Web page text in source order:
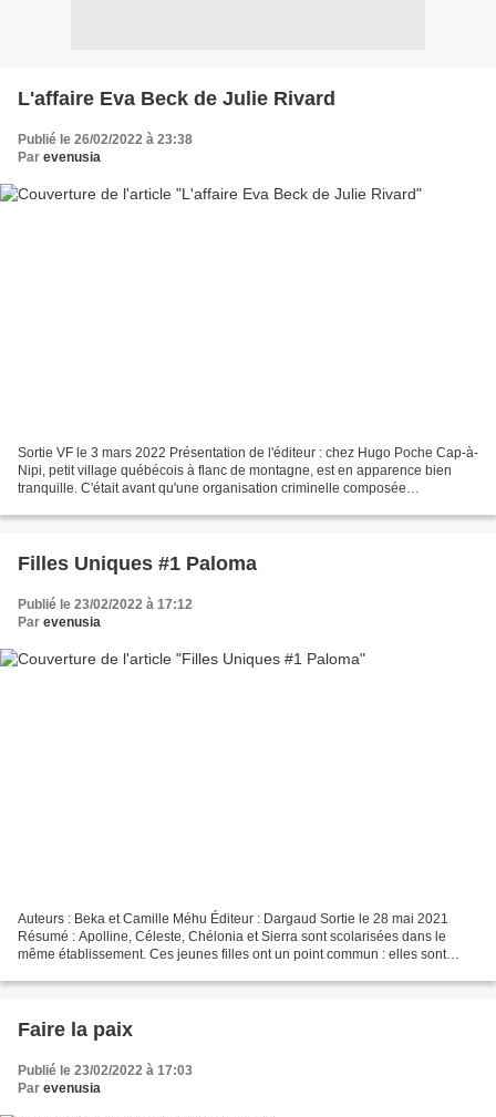
L'affaire Eva Beck de Julie Rivard
Publié le 26/02/2022 à 23:38
Par evenusia
Sortie VF le 3 mars 2022 Présentation de l'éditeur : chez Hugo Poche Cap-à-
Nipi, petit village québécois à flanc de montagne, est en apparence bien
tranquille. C'était avant qu'une organisation criminelle composée
Filles Uniques #1 Paloma
Publié le 23/02/2022 à 17:12
Par evenusia
Auteurs : Beka et Camille Méhu Éditeur : Dargaud Sortie le 28 mai 2021
Résumé : Apolline, Céleste, Chélonia et Sierra sont scolarisées dans le
même établissement. Ces jeunes filles ont un point commun : elles sont
Faire la paix
Publié le 23/02/2022 à 17:03
Par evenusia